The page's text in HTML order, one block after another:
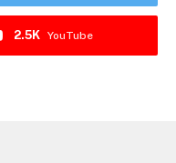
YouTube
2.5K